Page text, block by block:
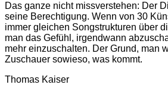
Das ganze nicht missverstehen: Der
seine Berechtigung. Wenn von 30
immer gleichen Songstrukturen über
man das Gefühl, irgendwann
mehr einzuschalten. Der Grund, man
Zuschauer sowieso, was kommt.
Thomas Kaiser